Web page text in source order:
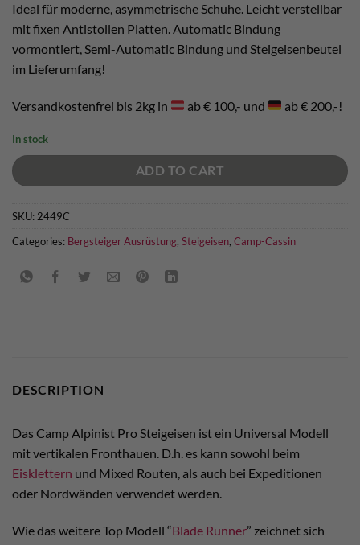
Ideal für moderne, asymmetrische Schuhe. Leicht verstellbar
mit fixen Antistollen Platten. Automatic Bindung
vormontiert, Semi-Automatic Bindung und Steigeisenbeutel
im Lieferumfang!
Versandkostenfrei bis 2kg in ab € 100,- und ab € 200,-!
In stock
ADD TO CART
SKU:2449C
Categories: Bergsteiger Ausrüstung, Steigeisen, Camp-Cassin
DESCRIPTION
Das Camp Alpinist Pro Steigeisen ist ein Universal Modell
mit vertikalen Fronthauen. D.h. es kann sowohl beim
Eisklettern und Mixed Routen, als auch bei Expeditionen
oder Nordwänden verwendet werden.
Wie das weitere Top Modell “Blade Runner” zeichnet sich